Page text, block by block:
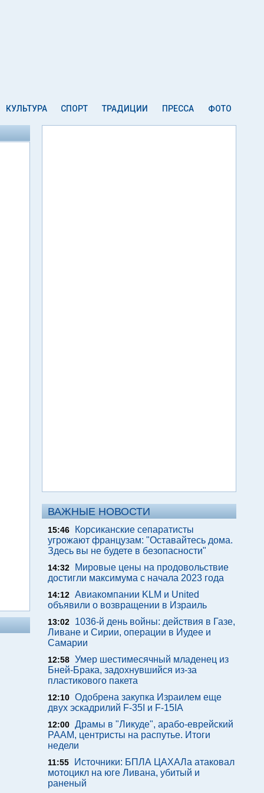
КУЛЬТУРА СПОРТ ТРАДИЦИИ ПРЕССА ФОТО
ВАЖНЫЕ НОВОСТИ
15:46
Корсиканские сепаратисты
угрожают французам: "Оставайтесь дома.
Здесь вы не будете в безопасности"
14:32
Мировые цены на продовольствие
достигли максимума с начала 2023 года
14:12 Авиакомпании KLM и United
объявили о возвращении в Израиль
13:02
1036-й день войны: действия в Газе,
Ливане и Сирии, операции в Иудее и
Самарии
12:58 Умер шестимесячный младенец из
Бней-Брака, задохнувшийся из-за
пластикового пакета
12:10 Одобрена закупка Израилем еще
двух эскадрилий F-35I и F-15IA
12:00 Драмы в "Ликуде", арабо-еврейский
РААМ, центристы на распутье. Итоги
недели
11:55
Источники: БПЛА ЦАХАЛа атаковал
мотоцикл на юге Ливана, убитый и
раненый